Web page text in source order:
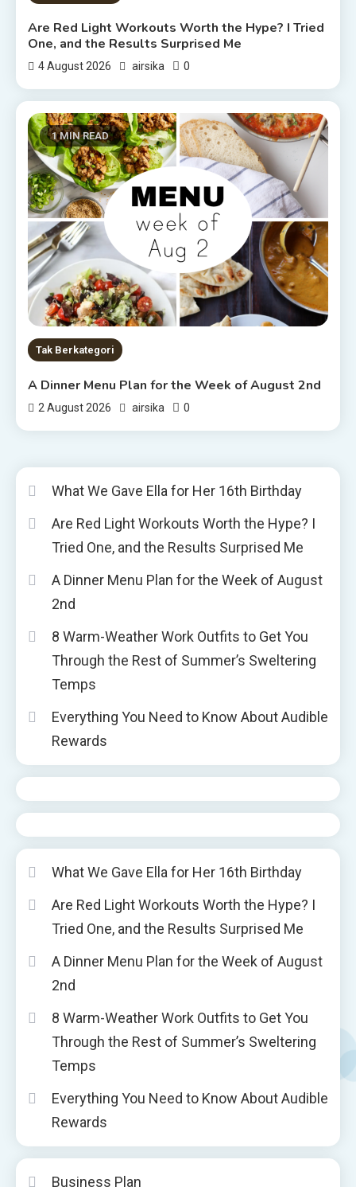
Are Red Light Workouts Worth the Hype? I Tried
One, and the Results Surprised Me
4 August 2026 airsika 0
1 MIN READ
Tak Berkategori
A Dinner Menu Plan for the Week of August 2nd
2 August 2026 airsika 0
What We Gave Ella for Her 16th Birthday
Are Red Light Workouts Worth the Hype? I
Tried One, and the Results Surprised Me
A Dinner Menu Plan for the Week of August
2nd
8 Warm-Weather Work Outfits to Get You
Through the Rest of Summer’s Sweltering
Temps
Everything You Need to Know About Audible
Rewards
What We Gave Ella for Her 16th Birthday
Are Red Light Workouts Worth the Hype? I
Tried One, and the Results Surprised Me
A Dinner Menu Plan for the Week of August
2nd
8 Warm-Weather Work Outfits to Get You
Through the Rest of Summer’s Sweltering
Temps
Everything You Need to Know About Audible
Rewards
Business Plan